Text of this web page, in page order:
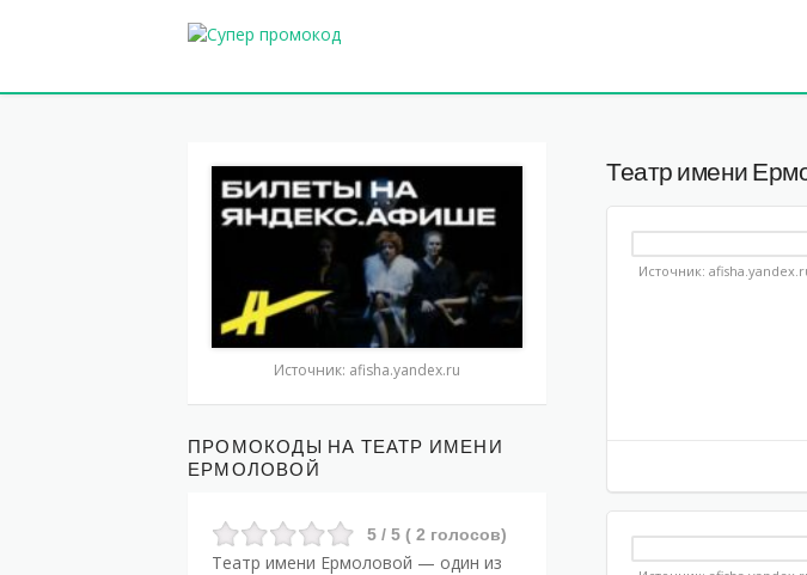
Театр имени
Источник:
Источник: afisha.yandex.ru
ПРОМОКОДЫ НА ТЕАТР ИМЕНИ
ЕРМОЛОВОЙ
5 / 5 ( 2 голосов)
Театр имени Ермоловой — один из